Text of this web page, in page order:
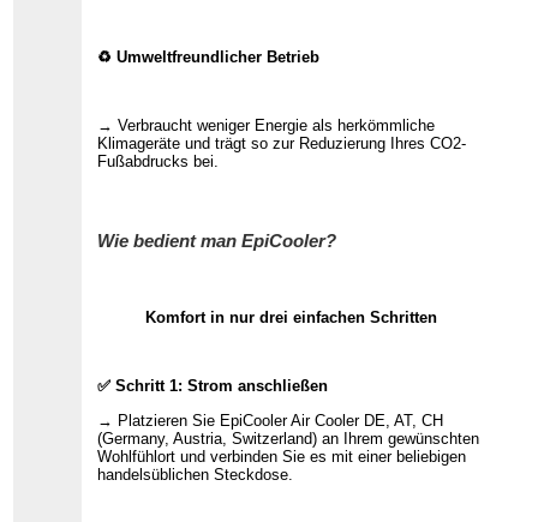
♻ Umweltfreundlicher Betrieb
→ Verbraucht weniger Energie als herkömmliche
Klimageräte und trägt so zur Reduzierung Ihres CO2-
Fußabdrucks bei.
Wie bedient man EpiCooler?
Komfort in nur drei einfachen Schritten
✅ Schritt 1: Strom anschließen
→ Platzieren Sie EpiCooler Air Cooler DE, AT, CH
(Germany, Austria, Switzerland) an Ihrem gewünschten
Wohlfühlort und verbinden Sie es mit einer beliebigen
handelsüblichen Steckdose.